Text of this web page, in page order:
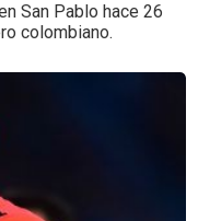
San Pablo hace 26
colombiano.